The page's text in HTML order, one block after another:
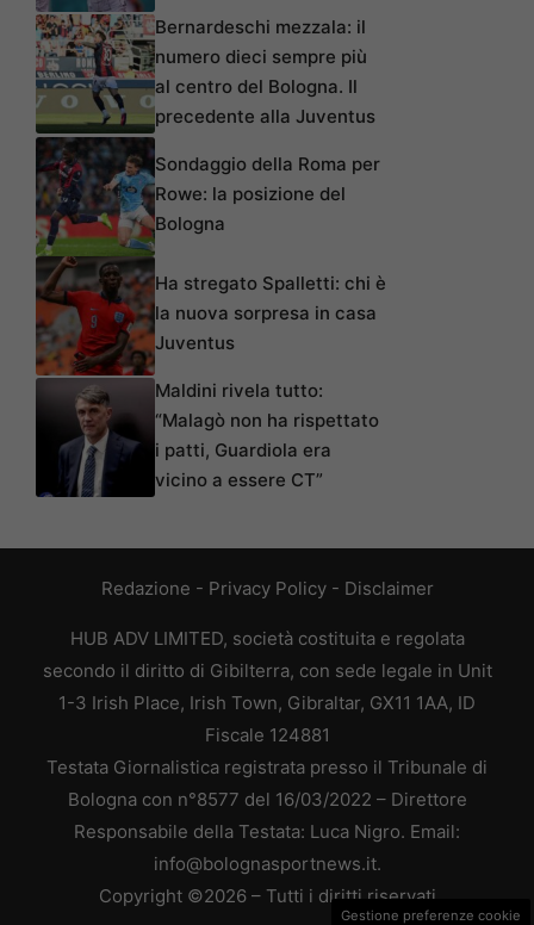
Bernardeschi mezzala: il
numero dieci sempre più
al centro del Bologna. Il
precedente alla Juventus
Sondaggio della Roma per
Rowe: la posizione del
Bologna
Ha stregato Spalletti: chi è
la nuova sorpresa in casa
Juventus
Maldini rivela tutto:
“Malagò non ha rispettato
i patti, Guardiola era
vicino a essere CT”
Redazione - Privacy Policy- Disclaimer
HUB ADV LIMITED, società costituita e regolata
secondo il diritto di Gibilterra, con sede legale in Unit
1-3 Irish Place, Irish Town, Gibraltar, GX11 1AA, ID
Fiscale 124881
Testata Giornalistica registrata presso il Tribunale di
Bologna con n°8577 del 16/03/2022 – Direttore
Responsabile della Testata: Luca Nigro. Email:
info@bolognasportnews.it.
Copyright ©2026 – Tutti i diritti riservati
Gestione preferenze cookie